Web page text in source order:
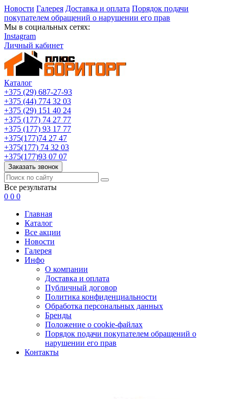
Новости Галерея Доставка и оплата Порядок подачи
покупателем обращений о нарушении его прав
Мы в социальных сетях:
Instagram
Личный кабинет
Каталог
+375 (29) 687-27-93
+375 (44) 774 32 03
+375 (29) 151 40 24
+375 (177) 74 27 77
+375 (177) 93 17 77
+375(177)74 27 47
+375(177) 74 32 03
+375(177)93 07 07
Заказать звонок
Все результаты
0 0 0
Главная
Каталог
Все акции
Новости
Галерея
Инфо
О компании
Доставка и оплата
Публичный договор
Политика конфиденциальности
Обработка персональных данных
Бренды
Положение о cookie-файлах
Порядок подачи покупателем обращений о
нарушении его прав
Контакты